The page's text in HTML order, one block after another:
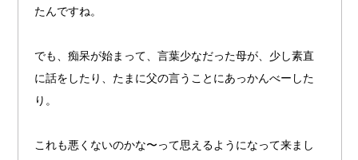
たんですね。
でも、痴呆が始まって、言葉少なだった母が、少し素直
に話をしたり、たまに父の言うことにあっかんべーした
り。
これも悪くないのかな〜って思えるようになって来まし